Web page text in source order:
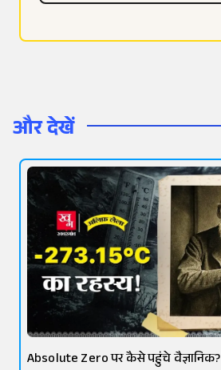
और देखें
Absolute Zero पर कैसे पहुंचे वैज्ञानिक?